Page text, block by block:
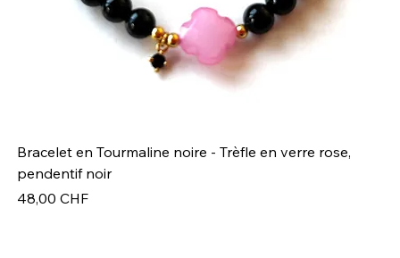
Bracelet en Tourmaline noire - Trèfle en verre rose,
pendentif noir
Prix
48,00 CHF